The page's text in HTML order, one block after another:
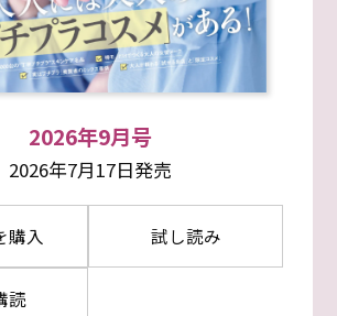
2026年9月号
2026年7月17日発売
購入 試し読み
読